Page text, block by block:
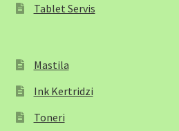
Tablet Servis
Mastila
Ink Kertridzi
Toneri